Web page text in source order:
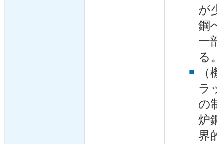
が
鋼
一
る
（
ラ
の
炉
界